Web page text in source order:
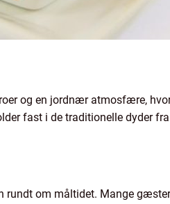
og en jordnær atmosfære,
fast i de traditionelle dyder
rundt om måltidet. Mange